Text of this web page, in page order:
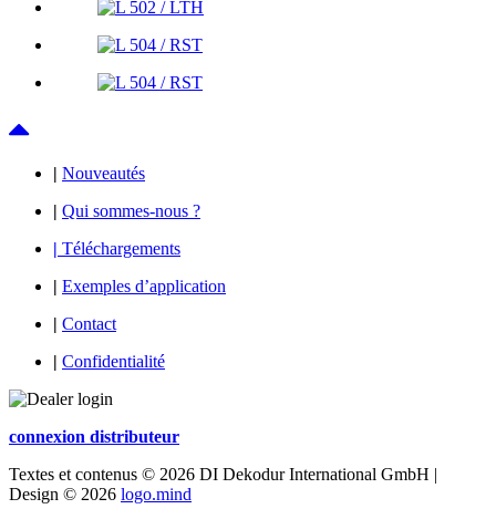
| Nouveautés
| Qui sommes-nous ?
| Téléchargements
| Exemples d’application
| Contact
| Confidentialité
connexion distributeur
Textes et contenus © 2026 DI Dekodur International GmbH |
Design © 2026 logo.mind